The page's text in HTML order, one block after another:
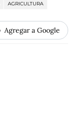
AGRICULTURA
Agregar a Google